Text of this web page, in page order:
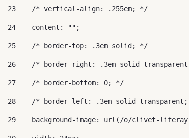
23
    /* vertical-align: .255em; */
24
    content: "";
25
    /* border-top: .3em solid; */
26
/* border-right: .3em solid
27
    /* border-bottom: 0; */
28
/* border-left: .3em solid transparent;
29
background-image: url(/o/clivet-